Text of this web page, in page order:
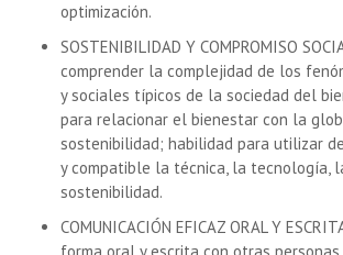
optimización.
SOSTENIBILIDAD Y COMPROMISO
comprender la complejidad de los
y sociales típicos de la sociedad del
para relacionar el bienestar con la
sostenibilidad; habilidad para utilizar
y compatible la técnica, la tecnología,
sostenibilidad.
COMUNICACIÓN EFICAZ ORAL Y